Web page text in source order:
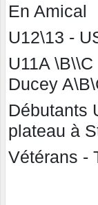
En Amical
U12\13 -
U11A
Ducey
Débutants
plateau à
Vétérans -